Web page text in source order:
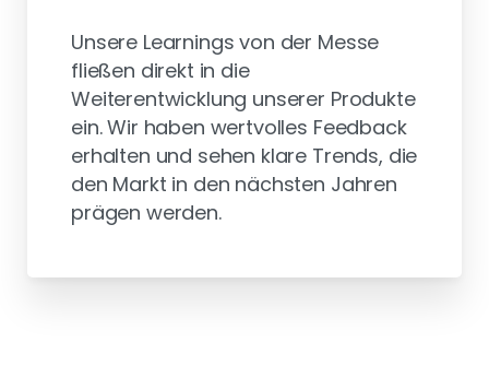
Unsere Learnings von der Messe
fließen direkt in die
Weiterentwicklung unserer Produkte
ein. Wir haben wertvolles Feedback
erhalten und sehen klare Trends, die
den Markt in den nächsten Jahren
prägen werden.